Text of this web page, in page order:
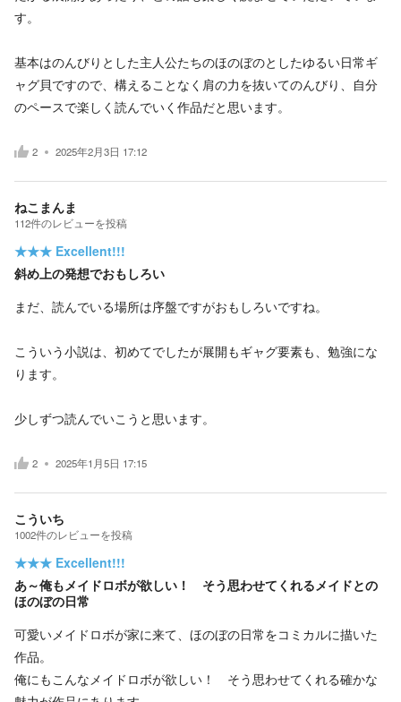
す。
基本はのんびりとした主人公たちのほのぼのとしたゆるい日常ギ
ャグ貝ですので、構えることなく肩の力を抜いてのんびり、自分
のペースで楽しく読んでいく作品だと思います。
2 2025年2月3日 17:12
ねこまんま
112件のレビューを投稿
★★★ Excellent!!!
斜め上の発想でおもしろい
まだ、読んでいる場所は序盤ですがおもしろいですね。
こういう小説は、初めてでしたが展開もギャグ要素も、勉強にな
ります。
少しずつ読んでいこうと思います。
2 2025年1月5日 17:15
こういち
1002件のレビューを投稿
★★★ Excellent!!!
あ～俺もメイドロボが欲しい！ そう思わせてくれるメイドとの
ほのぼの日常
可愛いメイドロボが家に来て、ほのぼの日常をコミカルに描いた
作品。
俺にもこんなメイドロボが欲しい！ そう思わせてくれる確かな